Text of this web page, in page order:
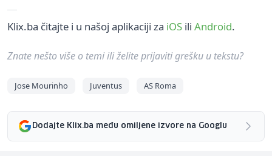
Klix.ba čitajte i u našoj aplikaciji za iOS ili Android.
Znate nešto više o temi ili želite prijaviti grešku u tekstu?
Jose Mourinho Juventus AS Roma
Dodajte Klix.ba među omiljene izvore na Googlu